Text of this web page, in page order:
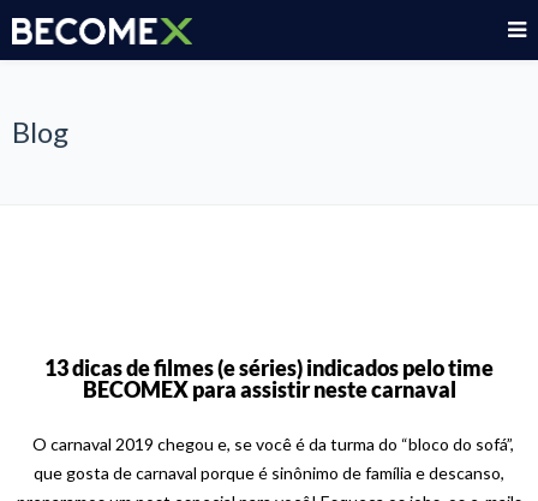
Blog
13 dicas de filmes (e séries) indicados pelo time
BECOMEX para assistir neste carnaval
O carnaval 2019 chegou e, se você é da turma do “bloco do sofá”,
que gosta de carnaval porque é sinônimo de família e descanso,